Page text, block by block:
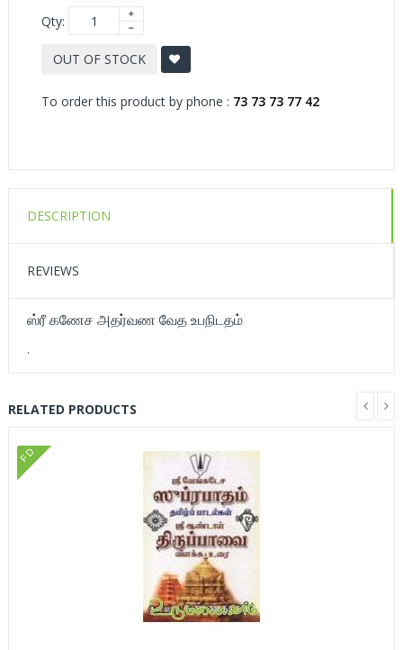
Qty:
OUT OF STOCK
To order this product by phone : 73 73 73 77 42
DESCRIPTION
REVIEWS
ஸ்ரீ கணேச அதர்வண வேத உபநிடதம்
.
RELATED PRODUCTS
FD